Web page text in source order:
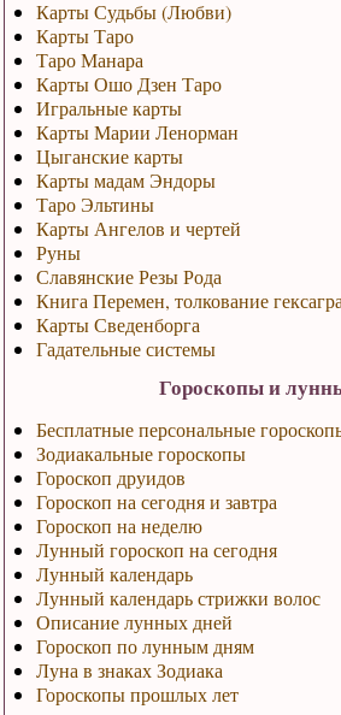
Карты Судьбы (Любви)
Карты Таро
Таро Манара
Карты Ошо Дзен Таро
Игральные карты
Карты Марии Ленорман
Цыганские карты
Карты мадам Эндоры
Таро Эльтины
Карты Ангелов и чертей
Руны
Славянские Резы Рода
Книга Перемен, толкование
Карты Сведенборга
Гадательные системы
Гороскопы и
Бесплатные персональные
Зодиакальные гороскопы
Гороскоп друидов
Гороскоп на сегодня и завтра
Гороскоп на неделю
Лунный гороскоп на сегодня
Лунный календарь
Лунный календарь стрижки волос
Описание лунных дней
Гороскоп по лунным дням
Луна в знаках Зодиака
Гороскопы прошлых лет